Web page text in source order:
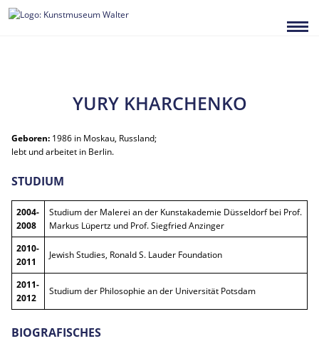
Zum
Inhalt
YURY KHARCHENKO
Geboren: 1986 in Moskau, Russland;
lebt und arbeitet in Berlin.
STUDIUM
2004-
2008
Studium der Malerei an der Kunstakademie Düsseldorf bei Prof.
Markus Lüpertz und Prof. Siegfried Anzinger
2010-
2011
Jewish Studies, Ronald S. Lauder Foundation
2011-
2012
Studium der Philosophie an der Universität Potsdam
BIOGRAFISCHES